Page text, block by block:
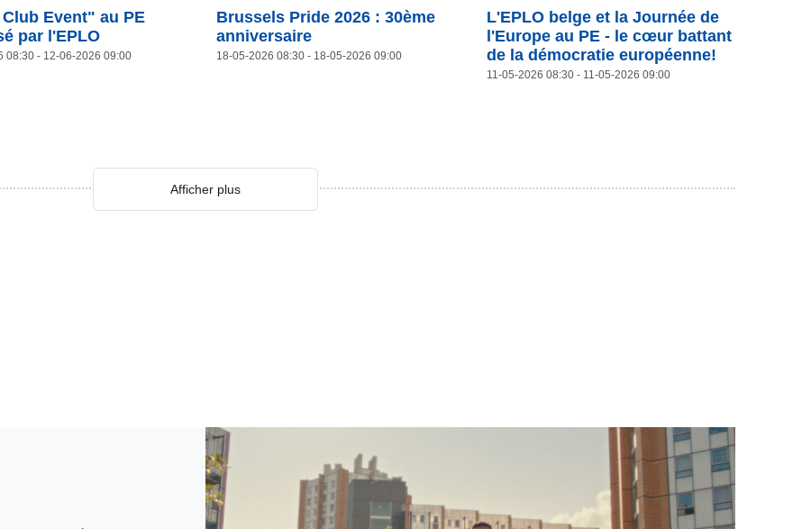
Event" au PE
par l'EPLO
08:30 - 12-06-2026 09:00
Brussels Pride 2026 : 30ème
anniversaire
18-05-2026 08:30 - 18-05-2026 09:00
L'EPLO belge et la Journée de
l'Europe au PE - le cœur battant
de la démocratie européenne!
11-05-2026 08:30 - 11-05-2026 09:00
Afficher plus